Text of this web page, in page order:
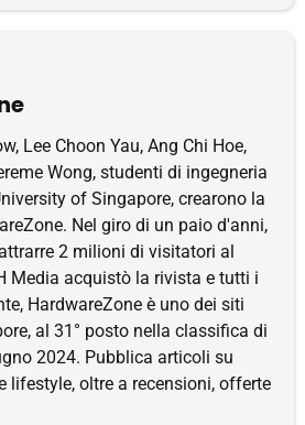
Lee Choon Yau, Ang Chi Hoe,
Wong, studenti di ingegneria
of Singapore, crearono la
Nel giro di un paio d'anni,
2 milioni di visitatori al
Media acquistò la rivista e tutti i
HardwareZone è uno dei siti
al 31° posto nella classifica di
2024. Pubblica articoli su
lifestyle, oltre a recensioni, offerte